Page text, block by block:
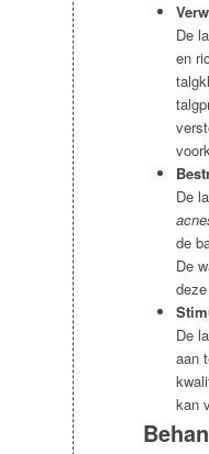
De
en
De
de
De
De
aan
kan